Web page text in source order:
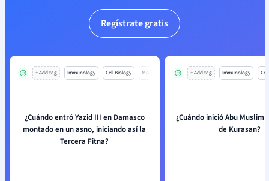
Regístrate gratis
+ Add tag Immunology Cell Biology Mo
¿Cuándo entró Yazid III en Damasco
montado en un asno, iniciando así la
Tercera Fitna?
+ Add tag Immunology
¿Cuándo inició Abu Muslim
de Kurasan?